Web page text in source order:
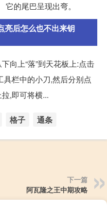
的尾巴呈现出弯。
亮后怎么也不出来钥
向上“落”到天花板上:点击
栏中的小刀,然后分别点
,即可将横...
格子 通条
下一篇
阿瓦隆之王中期攻略